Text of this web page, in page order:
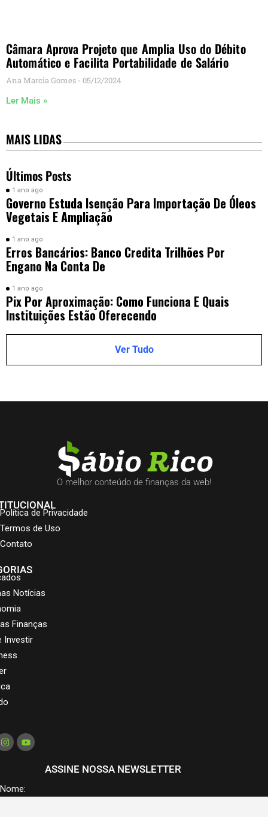
Câmara Aprova Projeto que Amplia Uso do Débito
Automático e Facilita Portabilidade de Salário
Ana Marcia Gomes
05/12/2024
Ler Mais »
MAIS LIDAS
Últimos Posts
1 ano ago
Governo Estuda Isenção Para Importação De Óleos
Vegetais E Ampliação
1 ano ago
Erros Bancários: Banco Credita Trilhões Por
Engano Na Conta De
1 ano ago
Pix Por Aproximação: Como Funciona E Quais
Instituições Estão Oferecendo
Ver Tudo
O melhor conteúdo de finanças da web!
Política de Privacidade
Termos de Uso
Contato
Notícias
Finanças
Investir
ASSINE NOSSA NEWSLETTER
Nome: